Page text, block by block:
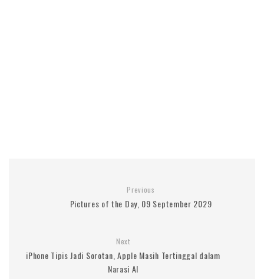
Previous
Pictures of the Day, 09 September 2029
Next
iPhone Tipis Jadi Sorotan, Apple Masih Tertinggal dalam
Narasi AI